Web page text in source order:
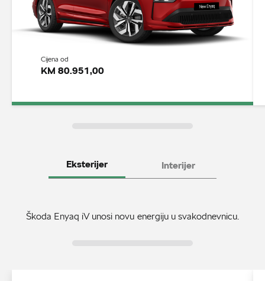
Cijena od
KM 80.951,00
Eksterijer Interijer
Škoda Enyaq iV unosi novu energiju u svakodnevnicu.